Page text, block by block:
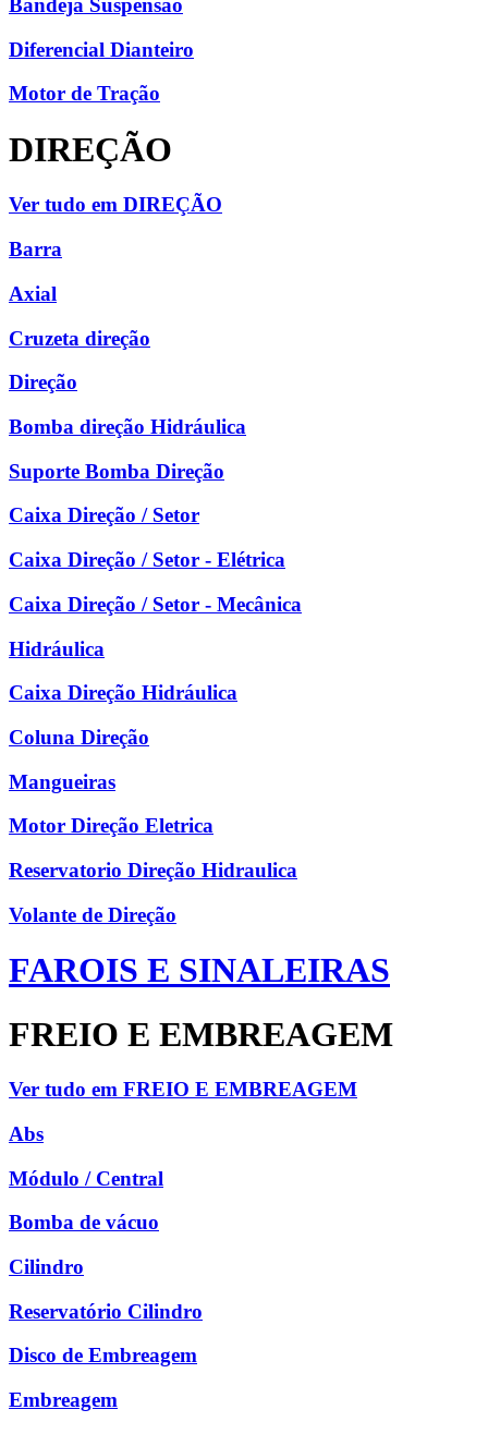
Bandeja Suspensão
Diferencial Dianteiro
Motor de Tração
DIREÇÃO
Ver tudo em DIREÇÃO
Barra
Axial
Cruzeta direção
Direção
Bomba direção Hidráulica
Suporte Bomba Direção
Caixa Direção / Setor
Caixa Direção / Setor - Elétrica
Caixa Direção / Setor - Mecânica
Hidráulica
Caixa Direção Hidráulica
Coluna Direção
Mangueiras
Motor Direção Eletrica
Reservatorio Direção Hidraulica
Volante de Direção
FAROIS E SINALEIRAS
FREIO E EMBREAGEM
Ver tudo em FREIO E EMBREAGEM
Abs
Módulo / Central
Bomba de vácuo
Cilindro
Reservatório Cilindro
Disco de Embreagem
Embreagem